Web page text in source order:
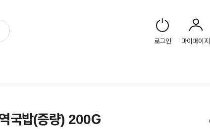
로그인 마이페이지
국밥(증량) 200G